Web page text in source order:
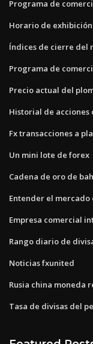
Programa de
Horario de
Índices de cierre del
Programa de
Precio actual del
Historial de acciones
Fx transacciones a
Un mini lote de forex
Cadena de oro de
Entender el
Empresa comercial
Rango diario de
Noticias fxunited
Rusia china moneda
Tasa de divisas del